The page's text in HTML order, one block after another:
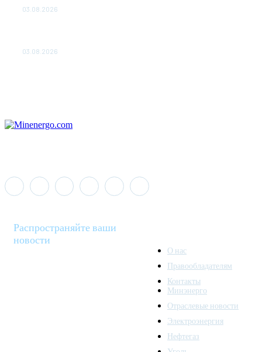
03.08.2026
03.08.2026
Распространяйте ваши
новости
О нас
Правообладателям
Контакты
Минэнерго
Отраслевые новости
Электроэнергия
Нефтегаз